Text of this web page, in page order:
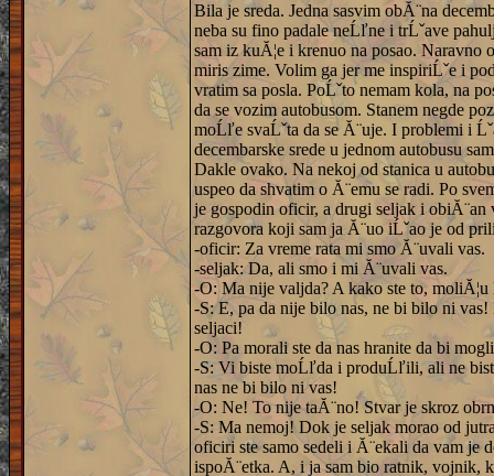
Bila je sreda. Jedna sasvim obĂ¨na
neba su fino padale neĹľne i trĹˇave
sam iz kuĂ¦e i krenuo na posao.
miris zime. Volim ga jer me inspiriĹˇe i
vratim sa posla. PoĹˇto nemam kola, na
da se vozim autobusom. Stanem negde
moĹľe svaĹˇta da se Ă¨uje. I problemi i
decembarske srede u jednom autobusu
Dakle ovako. Na nekoj od stanica u
uspeo da shvatim o Ă¨emu se radi. Po
je gospodin oficir, a drugi seljak i
razgovora koji sam ja Ă¨uo iĹˇao je od
-oficir: Za vreme rata mi smo Ă¨uvali vas.
-seljak: Da, ali smo i mi Ă¨uvali vas.
-O: Ma nije valjda? A kako ste to,
-S: E, pa da nije bilo nas, ne bi bilo ni
seljaci!
-O: Pa morali ste da nas hranite da bi
-S: Vi biste moĹľda i produĹľili, ali ne
nas ne bi bilo ni vas!
-O: Ne! To nije taĂ¨no! Stvar je skroz
-S: Ma nemoj! Dok je seljak morao od
oficiri ste samo sedeli i Ă¨ekali da vam je
ispoĂ¨etka. A, i ja sam bio ratnik, vojnik,